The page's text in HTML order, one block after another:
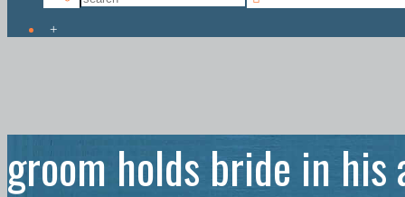
groom holds bride in his